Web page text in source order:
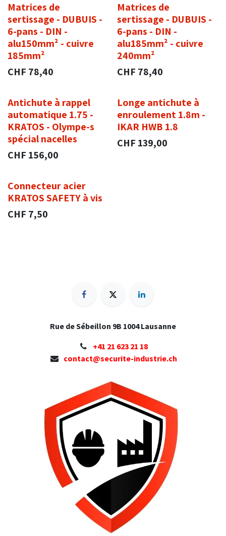
Matrices de
sertissage - DUBUIS -
6-pans - DIN -
alu150mm² - cuivre
185mm²
CHF 78,40
Matrices de
sertissage - DUBUIS -
6-pans - DIN -
alu185mm² - cuivre
240mm²
CHF 78,40
Antichute à rappel
automatique 1.75 -
KRATOS - Olympe-s
spécial nacelles
CHF 156,00
Longe antichute à
enroulement 1.8m -
IKAR HWB 1.8
CHF 139,00
Connecteur acier
KRATOS SAFETY à vis
CHF 7,50
Rue de Sébeillon 9B 1004 Lausanne
+41 ​21 623 21 18
contact@securite-industrie.ch